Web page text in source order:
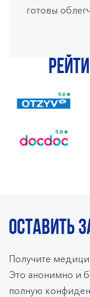
готовы
ОСТАВИТЬ
Получите
Это анонимно и
полную